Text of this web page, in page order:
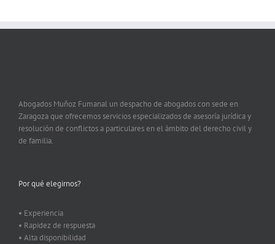
Abogados Muñoz Fumanal un despacho de abogados con sede en
Zaragoza que ofrecemos servicios especializados de asesoría jurídica y
resolución de conflictos a particulares en el ámbito del derecho civil y
de familia.
Por qué elegirnos?
• Experiencia
• Rapidez de respuesta
• Alta disponibilidad